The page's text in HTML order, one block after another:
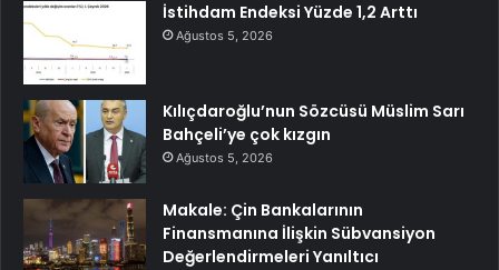
İstihdam Endeksi Yüzde 1,2 Arttı
Ağustos 5, 2026
Kılıçdaroğlu’nun Sözcüsü Müslim Sarı
Bahçeli’ye çok kızgın
Ağustos 5, 2026
Makale: Çin Bankalarının
Finansmanına İlişkin Sübvansiyon
Değerlendirmeleri Yanıltıcı